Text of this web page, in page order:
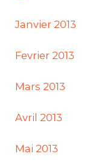
Janvier 2013
Fevrier 2013
Mars 2013
Avril 2013
Mai 2013